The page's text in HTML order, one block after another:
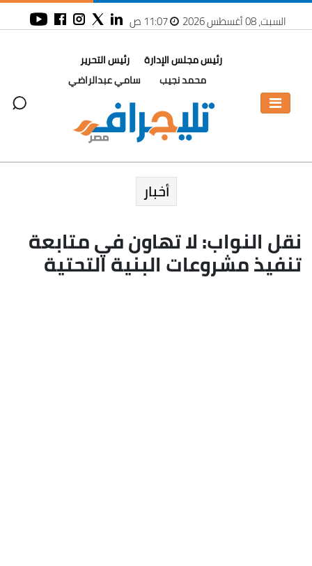
السبت، 08 أغسطس 2026 11:07 ص
رئيس مجلس الإدارة
محمد نجيب
رئيس التحرير
سامي عبدالراضي
أخبار
نقل النواب: لا تهاون في متابعة
تنفيذ مشروعات البنية التحتية